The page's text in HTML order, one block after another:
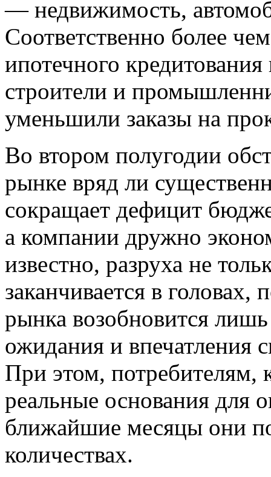
— недвижимость,
Соответственно более
ипотечного
строители и
уменьшили заказы на
Во втором полугодии
рынке вряд ли
сокращает дефицит
а компании дружно
известно, разруха не
заканчивается в головах,
рынка возобновится лишь
ожидания и впечатления
При этом, потребителям,
реальные основания для
ближайшие месяцы они
количествах.